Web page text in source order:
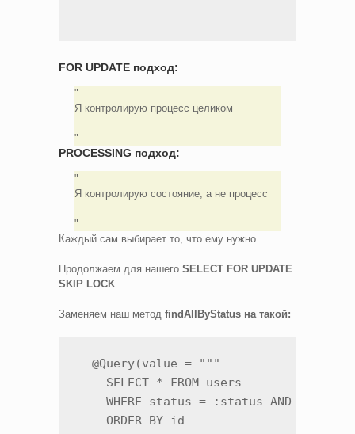
FOR UPDATE подход:
Я контролирую процесс целиком
PROCESSING подход:
Я контролирую состояние, а не процесс
Каждый сам выбирает то, что ему нужно.
Продолжаем для нашего SELECT FOR UPDATE
SKIP LOCK
Заменяем наш метод findAllByStatus на такой:
  @Query(value = """
    SELECT * FROM users
WHERE status = :status AND id >
    ORDER BY id